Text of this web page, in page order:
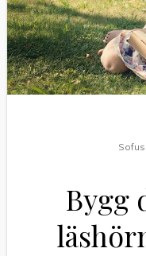
Sofus
Bygg